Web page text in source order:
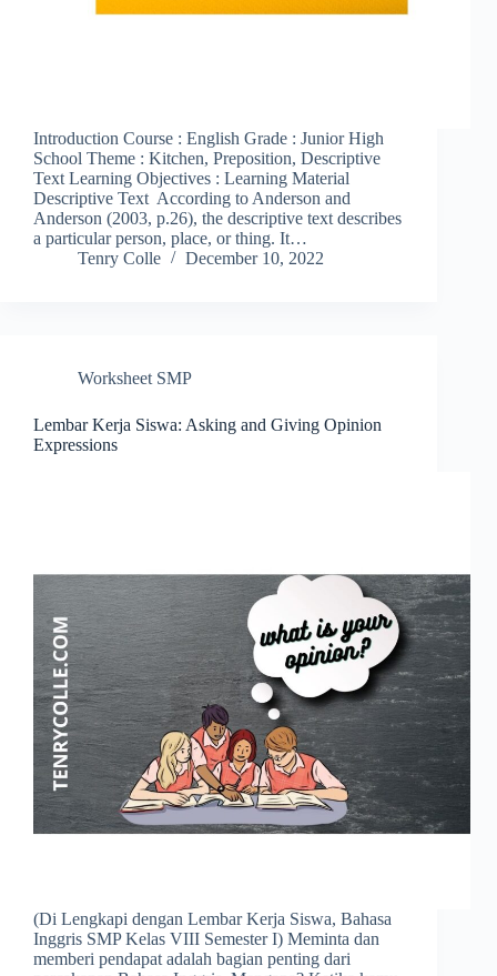
Introduction Course : English Grade : Junior High
School Theme : Kitchen, Preposition, Descriptive
Text Learning Objectives : Learning Material
Descriptive Text According to Anderson and
Anderson (2003, p.26), the descriptive text describes
a particular person, place, or thing. It…
Tenry Colle
December 10, 2022
Worksheet SMP
Lembar Kerja Siswa: Asking and Giving Opinion
Expressions
(Di Lengkapi dengan Lembar Kerja Siswa, Bahasa
Inggris SMP Kelas VIII Semester I) Meminta dan
memberi pendapat adalah bagian penting dari